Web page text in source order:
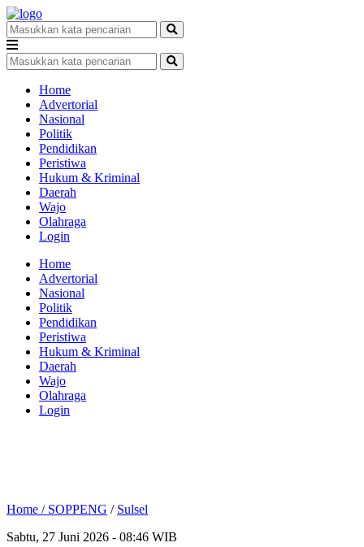
Home
Advertorial
Nasional
Politik
Pendidikan
Peristiwa
Hukum & Kriminal
Daerah
Wajo
Olahraga
Login
Home
Advertorial
Nasional
Politik
Pendidikan
Peristiwa
Hukum & Kriminal
Daerah
Wajo
Olahraga
Login
Home / SOPPENG / Sulsel
Sabtu, 27 Juni 2026 - 08:46 WIB